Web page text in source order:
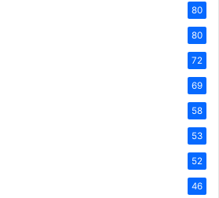
80
80
72
69
58
53
52
46